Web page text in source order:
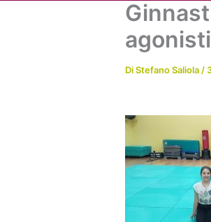
DiStefano Saliola /